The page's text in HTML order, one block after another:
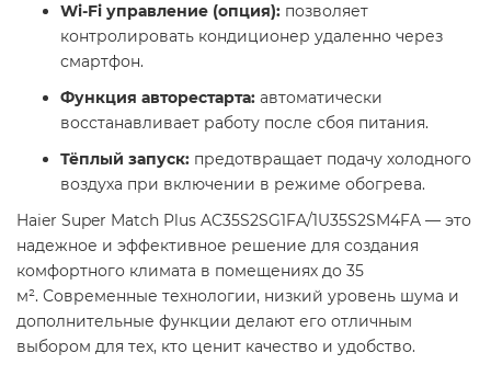
Wi-Fi управление (опция): позволяет
контролировать кондиционер удаленно через
смартфон.
Функция авторестарта: автоматически
восстанавливает работу после сбоя питания.
Тёплый запуск: предотвращает подачу холодного
воздуха при включении в режиме обогрева.
Haier Super Match Plus AC35S2SG1FA/1U35S2SM4FA — это
надежное и эффективное решение для создания
комфортного климата в помещениях до 35
м². Современные технологии, низкий уровень шума и
дополнительные функции делают его отличным
выбором для тех, кто ценит качество и удобство.